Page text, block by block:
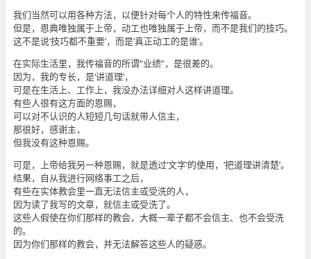
我们当然可以用各种方法，以便针对每个人的特性来传福音。
但是，恩典唯独属于上帝，动工也唯独属于上帝，而不是我们的技巧。
这不是说‘技巧都不重要’，而是‘真正动工的是谁’。
在实际生活里，我传福音的所谓“业绩”，是很差的。
因为，我的专长，是‘讲道理’，
可是在生活上、工作上，我没办法详细对人这样讲道理。
有些人很有这方面的恩赐，
可以对不认识的人短短几句话就带人信主，
那很好，感谢主，
但我没有这种恩赐。
可是，上帝给我另一种恩赐，就是透过‘文字’的使用，‘把道理讲清楚’。
结果，自从我进行网络事工之后，
有些在实体教会里一直无法信主或受洗的人，
因为读了我写的文章，就信主或受洗了。
这些人假使在你们那样的教会，大概一辈子都不会信主、也不会受洗
的。
因为你们那样的教会，并无法解答这些人的疑惑。